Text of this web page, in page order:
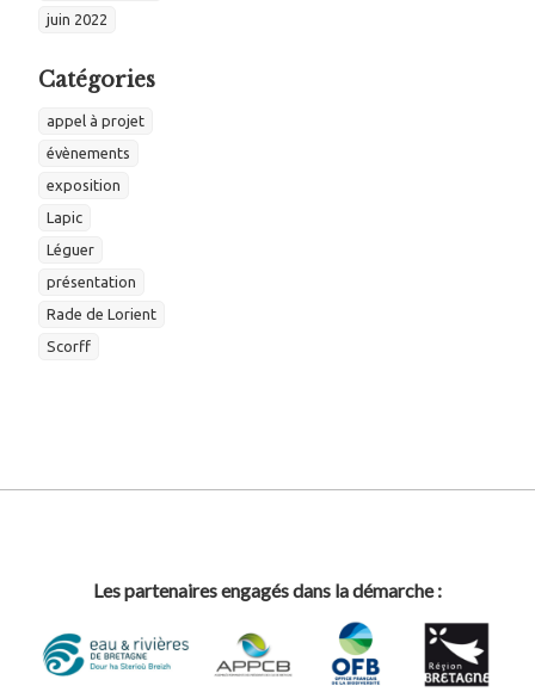
juin 2022
Catégories
appel à projet
évènements
exposition
Lapic
Léguer
présentation
Rade de Lorient
Scorff
Les partenaires engagés dans la démarche :